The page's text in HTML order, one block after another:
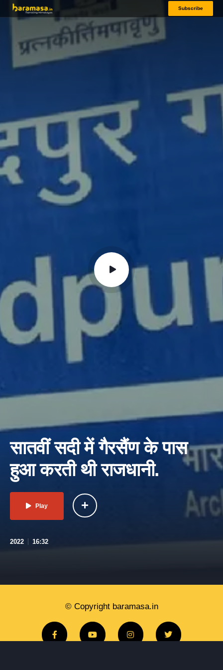
Subscribe
सातवीं सदी में गैरसैंण के पास
हुआ करती थी राजधानी.
Play
2022 16:32
© Copyright baramasa.in